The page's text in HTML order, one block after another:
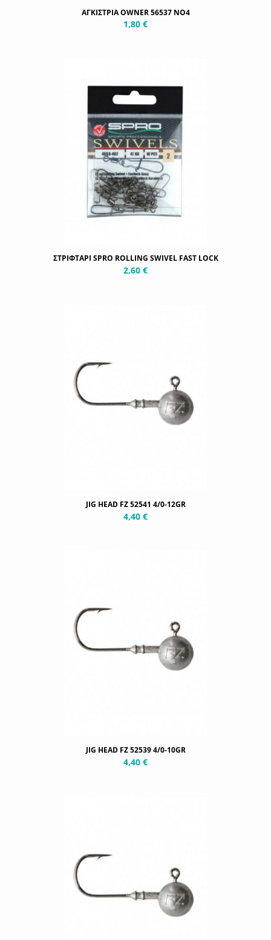
ΑΓΚΙΣΤΡΙΑ OWNER 56537 NO4
1,80 €
ΣΤΡΙΦΤΑΡΙ SPRO ROLLING SWIVEL FAST LOCK
2,60 €
JIG HEAD FZ 52541 4/0-12GR
4,40 €
JIG HEAD FZ 52539 4/0-10GR
4,40 €